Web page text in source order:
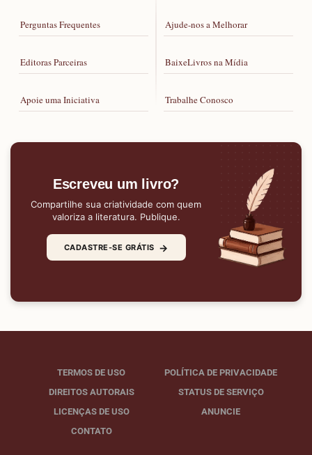
Perguntas Frequentes
Editoras Parceiras
Apoie uma Iniciativa
Ajude-nos a Melhorar
BaixeLivros na Mídia
Trabalhe Conosco
Escreveu um livro?
Compartilhe sua criatividade com quem
valoriza a literatura. Publique.
CADASTRE-SE GRÁTIS →
TERMOS DE USO
POLÍTICA DE PRIVACIDADE
DIREITOS AUTORAIS
STATUS DE SERVIÇO
LICENÇAS DE USO
ANUNCIE
CONTATO